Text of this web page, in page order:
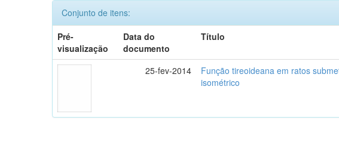
Conjunto de itens:
Pré-
visualização
Data do
documento
Título
25-fev-2014
Função tireoideana em ratos
isométrico